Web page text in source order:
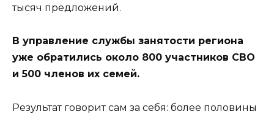
тысяч предложений.
В управление службы занятости региона
уже обратились около 800 участников СВО
и 500 членов их семей.
Результат говорит сам за себя: более половины